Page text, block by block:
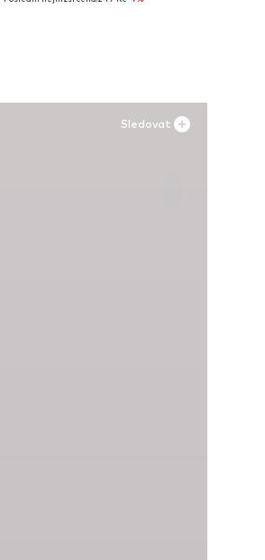
Sledovat